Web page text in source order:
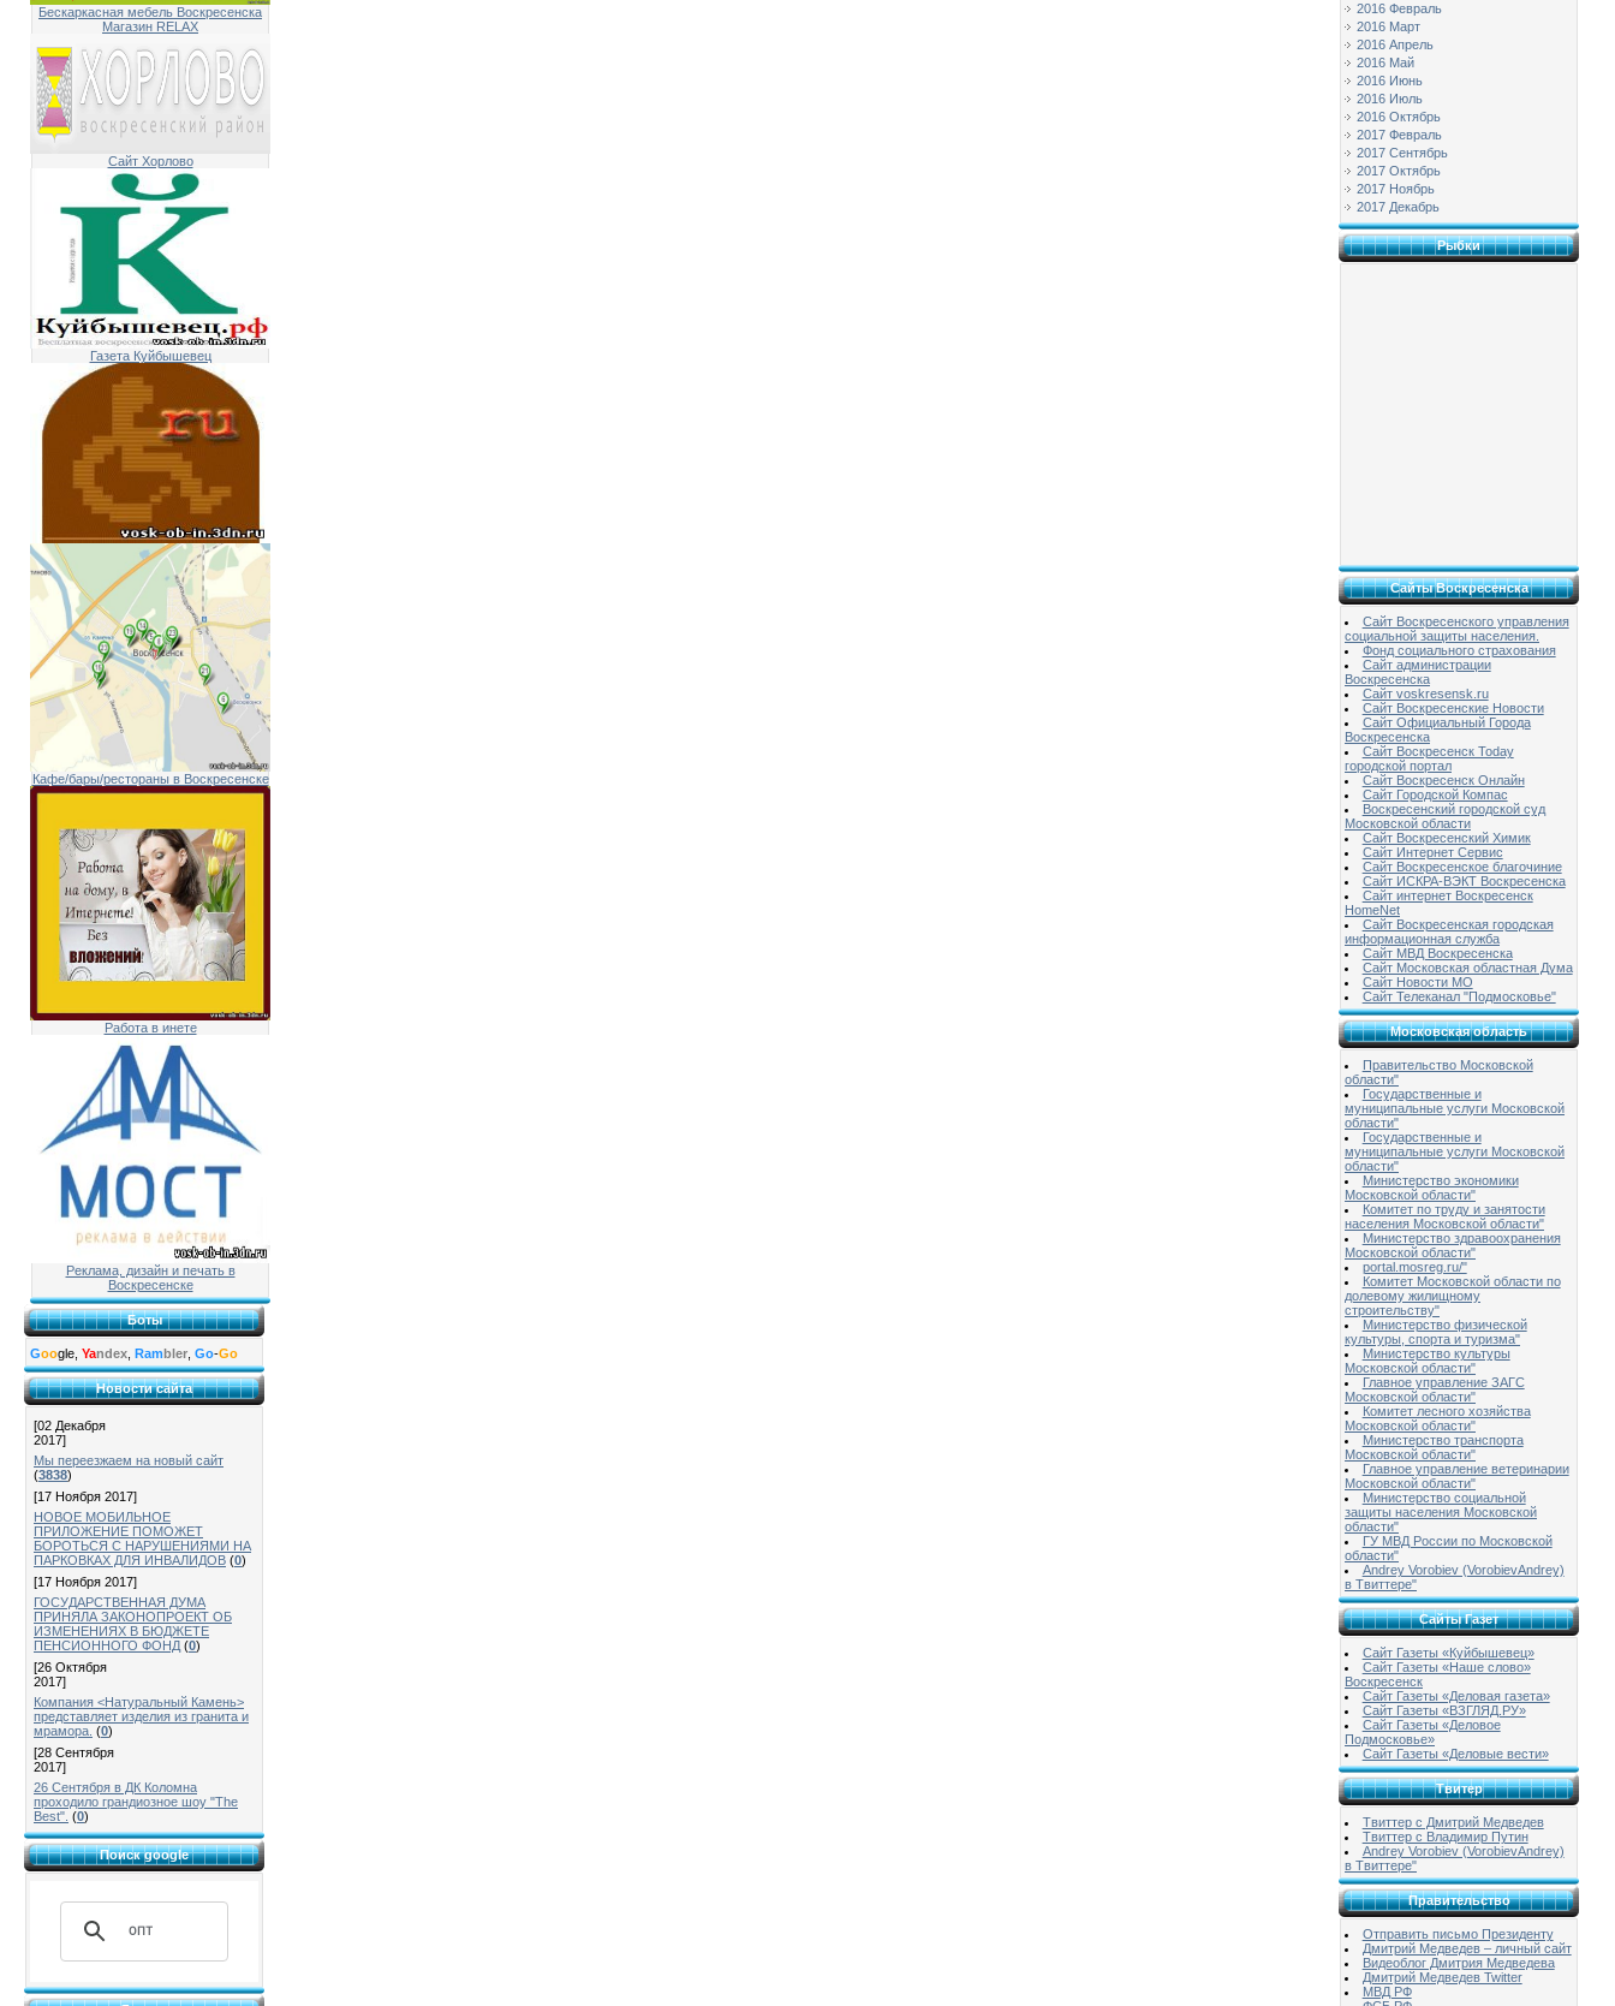
Бескаркасная мебель Воскресенска
Магазин RELAX
Сайт Хорлово
Газета Куйбышевец
Кафе/бары/рестораны в Воскресенске
Работа в инете
Реклама, дизайн и печать в
Воскресенске
Боты
Google, Yandex Rambler Go-Go
Новости сайта
[02 Декабря
2017]
Мы переезжаем на новый сайт
(3838)
[17 Ноября 2017]
НОВОЕ МОБИЛЬНОЕ
ПРИЛОЖЕНИЕ ПОМОЖЕТ
БОРОТЬСЯ С НАРУШЕНИЯМИ НА
ПАРКОВКАХ ДЛЯ ИНВАЛИДОВ (0)
[17 Ноября 2017]
ГОСУДАРСТВЕННАЯ ДУМА
ПРИНЯЛА ЗАКОНОПРОЕКТ ОБ
ИЗМЕНЕНИЯХ В БЮДЖЕТЕ
ПЕНСИОННОГО ФОНД (0)
[26 Октября
2017]
Компания <Натуральный Камень>
представляет изделия из гранита и
мрамора. (0)
[28 Сентября
2017]
26 Сентября в ДК Коломна
проходило грандиозное шоу "The
Best". (0)
Поиск google
2016 Февраль
2016 Март
2016 Апрель
2016 Май
2016 Июнь
2016 Июль
2016 Октябрь
2017 Февраль
2017 Сентябрь
2017 Октябрь
2017 Ноябрь
2017 Декабрь
Рыбки
Сайты Воскресенска
Сайт Воскресенского управления
социальной защиты населения.
Фонд социального страхования
Сайт администрации
Воскресенска
Сайт voskresensk.ru
Сайт Воскресенские Новости
Сайт Официальный Города
Воскресенска
Сайт Воскресенск Today
городской портал
Сайт Воскресенск Онлайн
Сайт Городской Компас
Воскресенский городской суд
Московской области
Сайт Воскресенский Химик
Сайт Интернет Сервис
Сайт Воскресенское благочиние
Сайт ИСКРА-ВЭКТ Воскресенска
Сайт интернет Воскресенск
HomeNet
Сайт Воскресенская городская
информационная служба
Сайт МВД Воскресенска
Сайт Московская областная Дума
Сайт Новости МО
Сайт Телеканал "Подмосковье"
Московская область
Правительство Московской
области"
Государственные и
муниципальные услуги Московской
области"
Государственные и
муниципальные услуги Московской
области"
Министерство экономики
Московской области"
Комитет по труду и занятости
населения Московской области"
Министерство здравоохранения
Московской области"
portal.mosreg.ru/"
Комитет Московской области по
долевому жилищному
строительству"
Министерство физической
культуры, спорта и туризма"
Министерство культуры
Московской области"
Главное управление ЗАГС
Московской области"
Комитет лесного хозяйства
Московской области"
Министерство транспорта
Московской области"
Главное управление ветеринарии
Московской области"
Министерство социальной
защиты населения Московской
области"
ГУ МВД России по Московской
области"
Andrey Vorobiev (VorobievAndrey)
в Твиттере"
Сайты Газет
Сайт Газеты «Куйбышевец»
Сайт Газеты «Наше слово»
Воскресенск
Сайт Газеты «Деловая газета»
Сайт Газеты «ВЗГЛЯД.РУ»
Сайт Газеты «Деловое
Подмосковье»
Сайт Газеты «Деловые вести»
Твитер
Твиттер с Дмитрий Медведев
Твиттер с Владимир Путин
Andrey Vorobiev (VorobievAndrey)
в Твиттере"
Правительство
Отправить письмо Президенту
Дмитрий Медведев – личный сайт
Видеоблог Дмитрия Медведева
Дмитрий Медведев Twitter
МВД РФ